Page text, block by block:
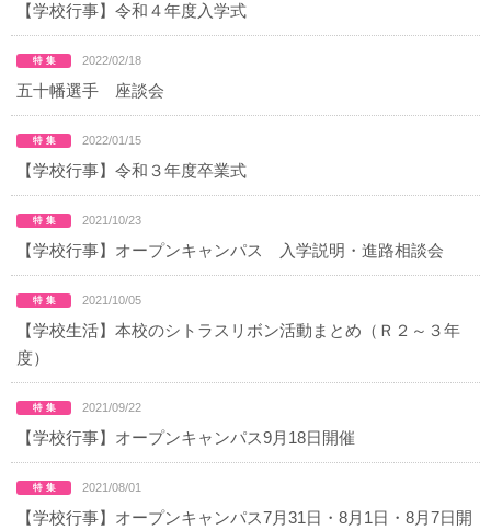
【学校行事】令和４年度入学式
2022/02/18
五十幡選手 座談会
2022/01/15
【学校行事】令和３年度卒業式
2021/10/23
【学校行事】オープンキャンパス 入学説明・進路相談会
2021/10/05
【学校生活】本校のシトラスリボン活動まとめ（Ｒ２～３年
度）
2021/09/22
【学校行事】オープンキャンパス9月18日開催
2021/08/01
【学校行事】オープンキャンパス7月31日・8月1日・8月7日開